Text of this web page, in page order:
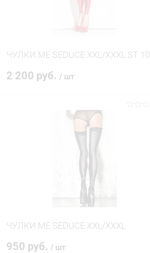
ЧУЛКИ ME SEDUCE XXL/XXXL ST 10
2 200 руб. / шт
В корзину
ЧУЛКИ ME SEDUCE XXL/XXXL
950 руб. / шт